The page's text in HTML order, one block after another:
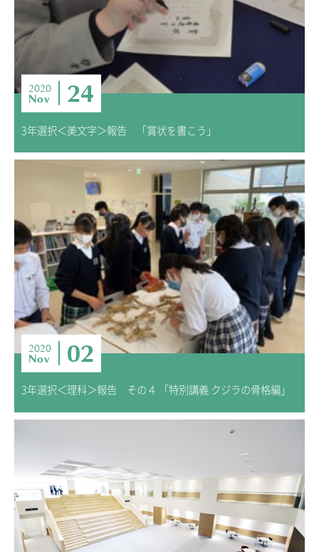
2020
Nov 24
3年選択＜美文字＞報告 「賞状を書こう」
2020
Nov 02
3年選択＜理科＞報告 その４ 「特別講義 クジラの骨格編」